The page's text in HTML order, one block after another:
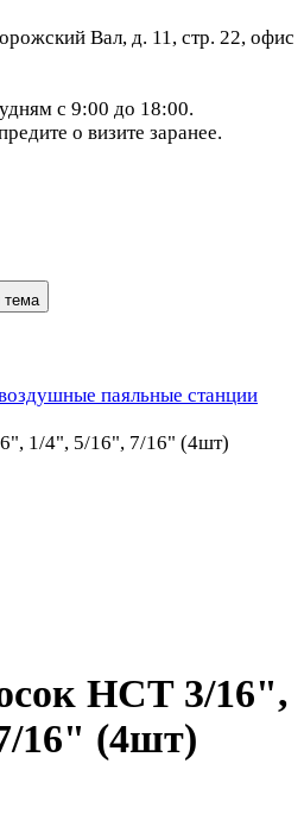
Вал, д. 11, стр. 22, офис
с 9:00 до 18:00.
о визите заранее.
тема
паяльные станции
1/4", 5/16", 7/16" (4шт)
HCT 3/16",
16" (4шт)